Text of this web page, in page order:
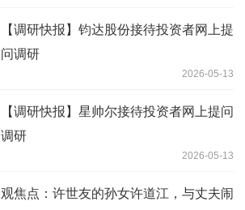
【调研快报】钧达股份接待投资者网上提
问调研
2026-05-13
【调研快报】星帅尔接待投资者网上提问
调研
2026-05-13
观焦点：许世友的孙女许道江，与丈夫闹